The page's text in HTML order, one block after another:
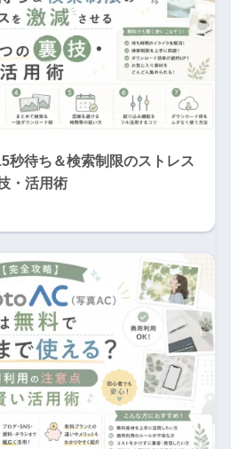
秒待ち＆検索制限のストレス
・活用術